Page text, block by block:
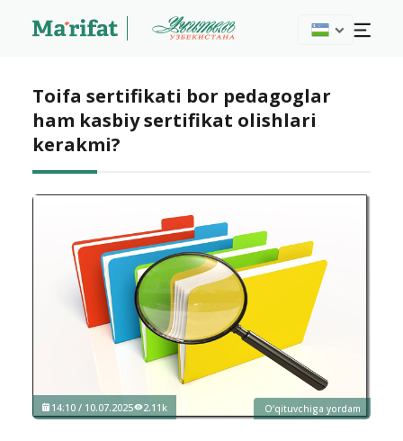
Toifa sertifikati bor pedagoglar
ham kasbiy sertifikat olishlari
kerakmi?
O‘qituvchiga yordam
14:10 / 10.07.2025 2.11k